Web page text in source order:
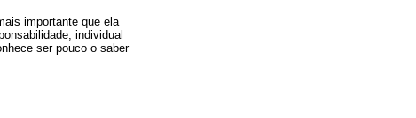
importante que ela
individual
ser pouco o saber